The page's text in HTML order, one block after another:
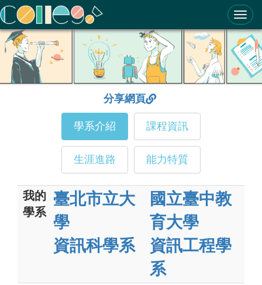
ColleGo! 大學選才與高中育才輔助系統
分享網頁
學系介紹 課程資訊
生涯進路 能力特質
我的
學系
臺北市立大
學
資訊科學系
國立臺中教
育大學
資訊工程學
系